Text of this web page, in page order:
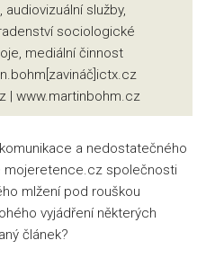
služby,
sociologické
mediální činnost
| www.martinbohm.cz
a nedostatečného
mojeretence.cz společnosti
mlžení pod rouškou
vyjádření některých
článek?